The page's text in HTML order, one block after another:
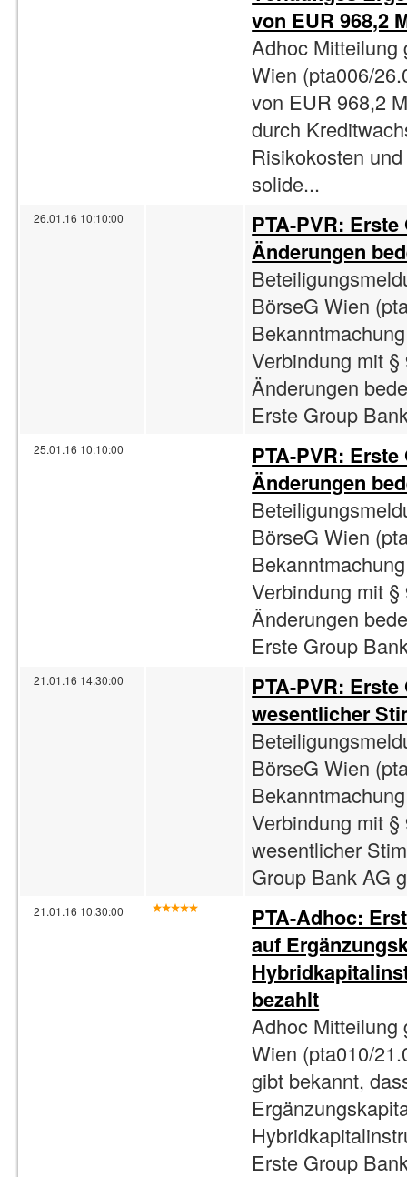
von EUR 968,2
Adhoc Mitteilung
Wien (pta006/
von EUR 968,2
durch
Risikokosten
solide...
26.01.16 10:10:00
PTA-PVR:
Änderungen
BörseG Wien
Verbindung mit
Änderungen
Erste Group
25.01.16 10:10:00
PTA-PVR:
Änderungen
BörseG Wien
Verbindung mit
Änderungen
Erste Group
21.01.16 14:30:00
PTA-PVR:
wesentlicher
BörseG Wien
Verbindung mit
wesentlicher
Group Bank AG
21.01.16 10:30:00
PTA-Adhoc:
auf
bezahlt
Adhoc Mitteilung
Wien (pta010/
gibt bekannt,
Erste Group